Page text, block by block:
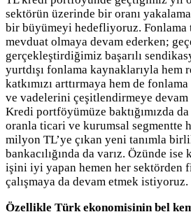
sektörün üzerinde bir oranı
bir büyümeyi hedefliyoruz. Fonlama
mevduat olmaya devam ederken;
gerçekleştirdiğimiz başarılı
yurtdışı fonlama kaynaklarıyla hem
katkımızı arttırmaya hem de
ve vadelerini çeşitlendirmeye
Kredi portföyümüze baktığımızda
oranla ticari ve kurumsal segmentte
milyon TL’ye çıkan yeni tanımla
bankacılığında da varız. Özünde
işini iyi yapan hemen her sektörden
çalışmaya da devam etmek istiyoruz.
Özellikle Türk ekonomisinin bel